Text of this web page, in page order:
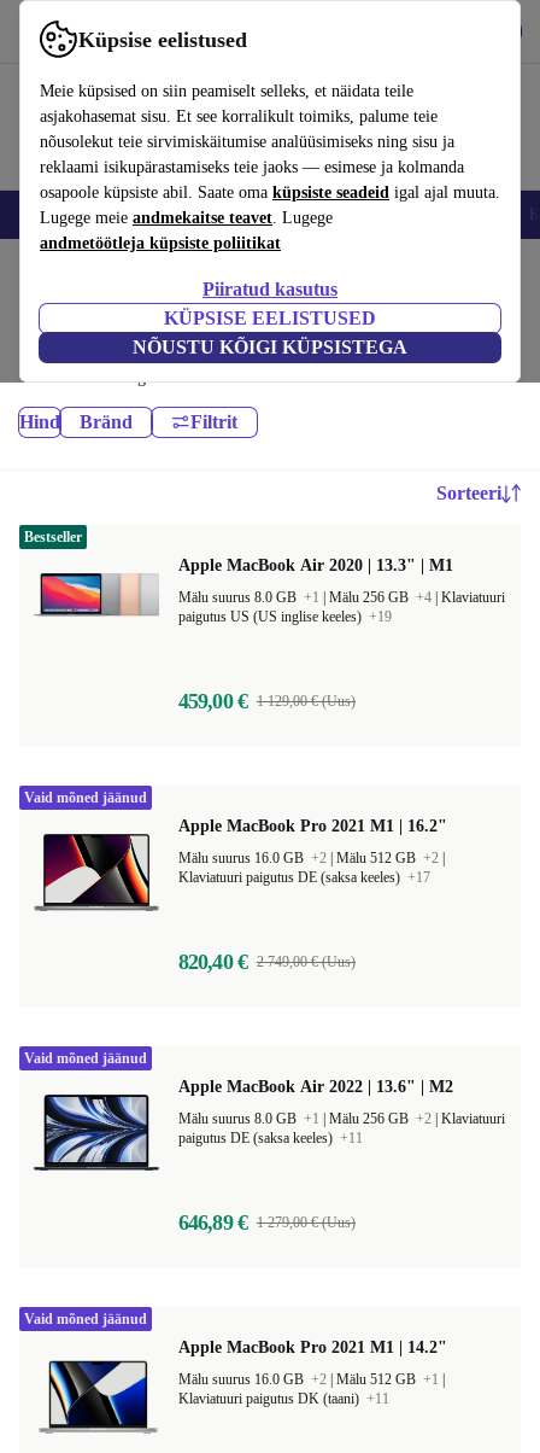
Küpsise eelistused
Meie küpsised on siin peamiselt selleks, et näidata teile
asjakohasemat sisu. Et see korralikult toimiks, palume teie
nõusolekut teie sirvimiskäitumise analüüsimiseks ning sisu ja
reklaami isikupärastamiseks teie jaoks — esimese ja kolmanda
osapoole küpsiste abil. Saate oma küpsiste seadeid igal ajal muuta.
Lugege meie andmekaitse teavet. Lugege
andmetöötleja küpsiste poliitikat
Piiratud kasutus
KÜPSISE EELISTUSED
NÕUSTU KÕIGI KÜPSISTEGA
Kasuta rakendust refurbed kiirelt ja lihtsalt
Nutitelefoni Sülearvutid Tahvelarvutid Nutikellad
Sülearvutid:
Refurbished sülearvutid – odavamad kui uued, paremad kui kasutatud,
vähemalt 12 kuu garantii
Hind Bränd Filtrit
Sorteeri
Apple MacBook Air 2020 | 13.3" | M1
Mälu suurus 8.0 GB +1 Mälu 256 GB +4 Klaviatuuri
paigutus US (US inglise keeles) +19
459,00 € 1 129,00 € (Uus)
Bestseller
Apple MacBook Pro 2021 M1 | 16.2"
Mälu suurus 16.0 GB +2 Mälu 512 GB +2
Klaviatuuri paigutus DE (saksa keeles) +17
820,40 € 2 749,00 € (Uus)
Vaid mõned jäänud
Apple MacBook Air 2022 | 13.6" | M2
Mälu suurus 8.0 GB +1 Mälu 256 GB +2 Klaviatuuri
paigutus DE (saksa keeles) +11
646,89 € 1 279,00 € (Uus)
Vaid mõned jäänud
Apple MacBook Pro 2021 M1 | 14.2"
Mälu suurus 16.0 GB +2 Mälu 512 GB +1
Klaviatuuri paigutus DK (taani) +11
Vaid mõned jäänud